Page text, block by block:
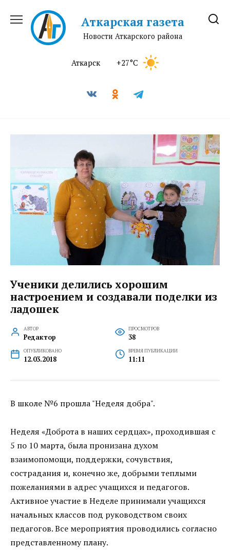
содержанию
Аткарская газета
Новости Аткарского района
Аткарск +27°C
Ученики делились хорошим
настроением и создавали поделки из
ладошек
АВТОР
Редактор
ПРОСМОТРОВ
38
ОПУБЛИКОВАНО
12.03.2018
ВРЕМЯ ПУБЛИКАЦИИ
11:11
В школе №6 прошла "Неделя добра".
Неделя «Доброта в наших сердцах», проходившая с
5 по 10 марта, была пронизана духом
взаимопомощи, поддержки, сочувствия,
сострадания и, конечно же, добрыми теплыми
пожеланиями в адрес учащихся и педагогов.
Активное участие в Неделе принимали учащихся
начальных классов под руководством своих
педагогов. Все мероприятия проводились согласно
представленному плану.